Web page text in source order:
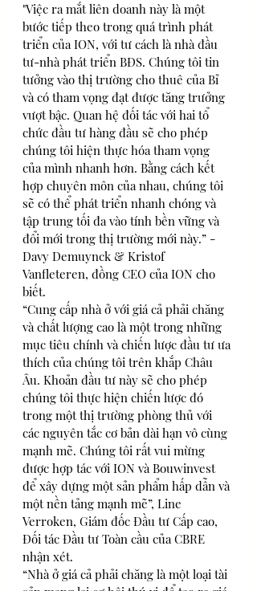
"Việc ra mắt liên doanh này là một
bước tiếp theo trong quá trình phát
triển của ION, với tư cách là nhà đầu
tư-nhà phát triển BĐS. Chúng tôi tin
tưởng vào thị trường cho thuê của Bỉ
và có tham vọng đạt được tăng trưởng
vượt bậc. Quan hệ đối tác với hai tổ
chức đầu tư hàng đầu sẽ cho phép
chúng tôi hiện thực hóa tham vọng
của mình nhanh hơn. Bằng cách kết
hợp chuyên môn của nhau, chúng tôi
sẽ có thể phát triển nhanh chóng và
tập trung tối đa vào tính bền vững và
đổi mới trong thị trường mới này.” -
Davy Demuynck & Kristof
Vanfleteren, đồng CEO của ION cho
biết.
“Cung cấp nhà ở với giá cả phải chăng
và chất lượng cao là một trong những
mục tiêu chính và chiến lược đầu tư ưa
thích của chúng tôi trên khắp Châu
Âu. Khoản đầu tư này sẽ cho phép
chúng tôi thực hiện chiến lược đó
trong một thị trường phòng thủ với
các nguyên tắc cơ bản dài hạn vô cùng
mạnh mẽ. Chúng tôi rất vui mừng
được hợp tác với ION và Bouwinvest
để xây dựng một sản phẩm hấp dẫn và
một nền tảng mạnh mẽ”, Line
Verroken, Giám đốc Đầu tư Cấp cao,
Đối tác Đầu tư Toàn cầu của CBRE
nhận xét.
“Nhà ở giá cả phải chăng là một loại tài